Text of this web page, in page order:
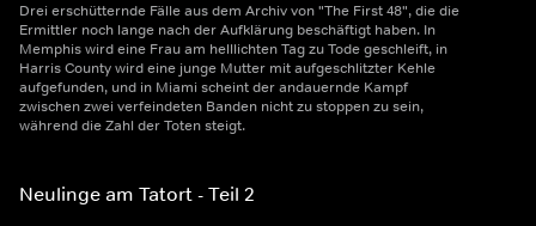
Drei erschütternde Fälle aus dem Archiv von "The First 48", die die
Ermittler noch lange nach der Aufklärung beschäftigt haben. In
Memphis wird eine Frau am helllichten Tag zu Tode geschleift, in
Harris County wird eine junge Mutter mit aufgeschlitzter Kehle
aufgefunden, und in Miami scheint der andauernde Kampf
zwischen zwei verfeindeten Banden nicht zu stoppen zu sein,
während die Zahl der Toten steigt.
Neulinge am Tatort - Teil 2